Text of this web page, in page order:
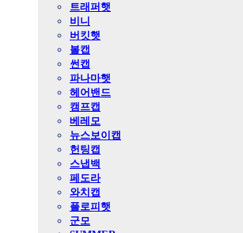
트래퍼햇
비니
버킷햇
볼캡
썬캡
파나마햇
헤어밴드
캠프캡
베레모
뉴스보이캡
헌팅캡
스냅백
페도라
와치캡
플로피햇
군모